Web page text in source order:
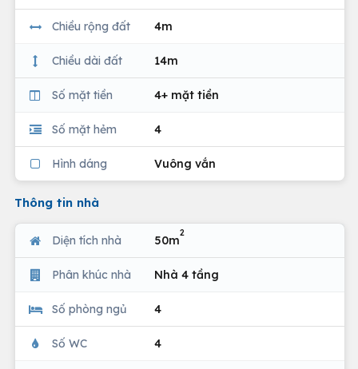
Chiều rộng đất 4m
Chiều dài đất 14m
Số mặt tiền 4+ mặt tiền
Số mặt hẻm 4
Hình dáng Vuông vắn
Thông tin nhà
Diện tích nhà 50m
2
Phân khúc nhà Nhà 4 tầng
Số phòng ngủ 4
Số WC 4